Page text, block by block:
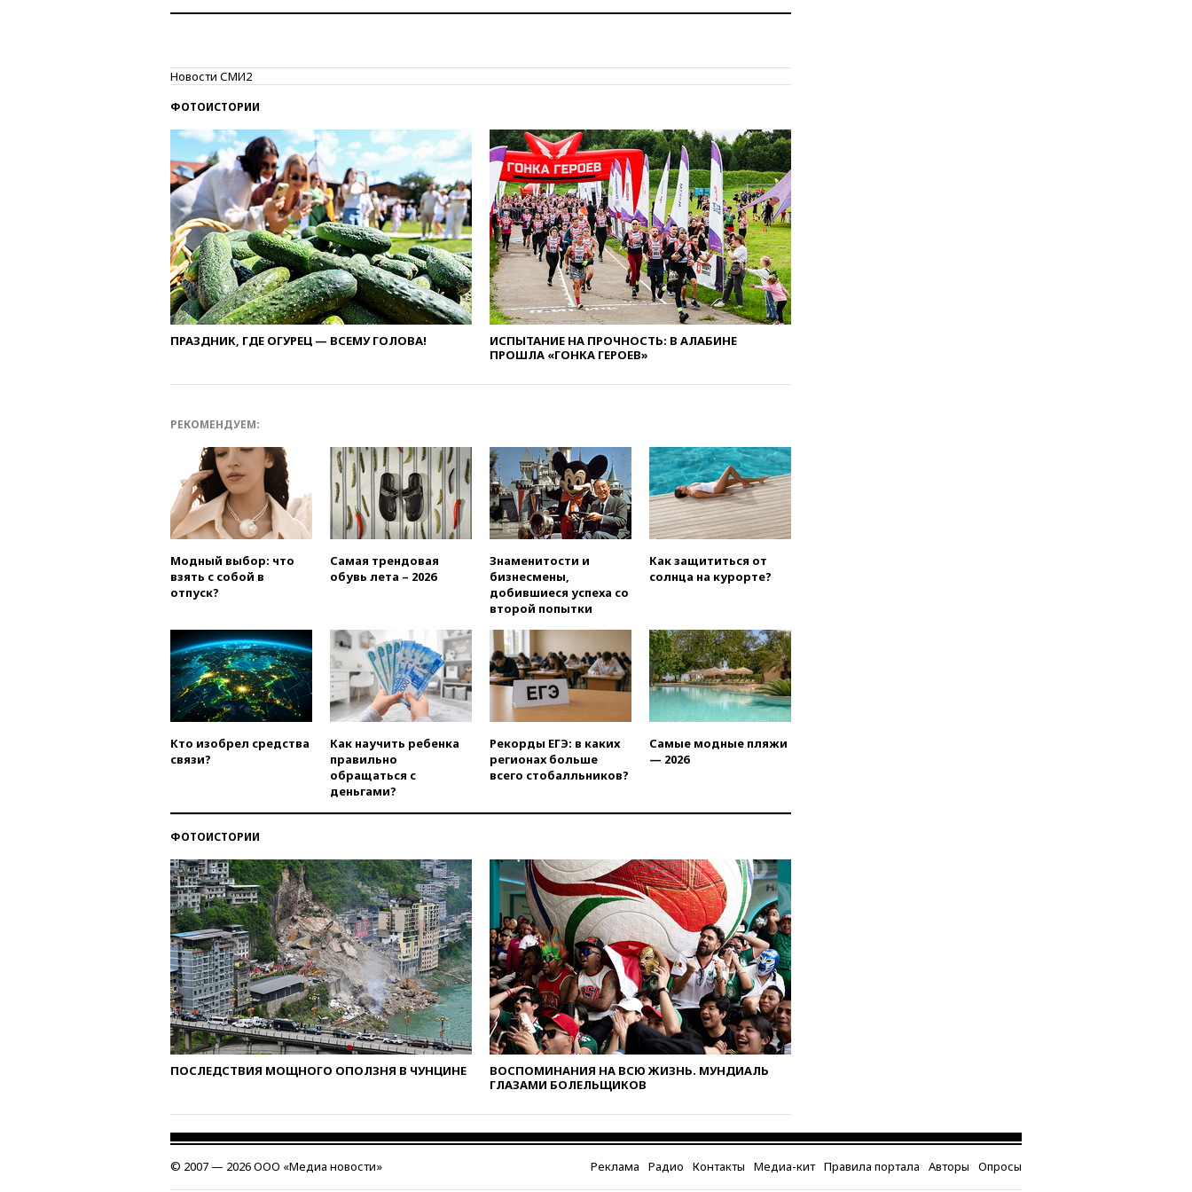
Ормузском проливе
банкротства для
пострадавших от атак БПЛА
продавцов
11:38 Шадаев исключил
запуск мессенджера на
«Госуслугах»
11:22При стрельбе в школе в
Таиланде погибли пять
человек
11:19Россия рассчитывает
заключить безвизовые
соглашения с Индонезией и
Малайзией
11:04«Ведомости»: на партию
10:59
Торговые центры и кафе
в России могут обязать
раздавать питьевую воду
бесплатно
10:41
Бывшая глава брокера
Mind Money Юлия Хандошко
признала свою вину
Пашинян: Армения
понимает невозможность
ЕС и ЕАЭС
10:21
ФСБ задержала более
20 сотрудников пунктов
обмена криптовалюты в
«Москве-Сити»
тратить средства дорожных
фондов на защиту трасс от
БПЛА
09:56Хакеры нашли
России
09:49WSJ: Трамп «сходит с
ума» из-за сообщений в СМИ
об истощении боеприпасов у
США
09:36Исландия и Черногория
в 2028 году могут войти в
состав Евросоюза
09:18Пашинян сообщил о
приверженности Армении
основополагающим
принципам ЕАЭС
09:06
удмуртской «Ижавиа»
американец Гилман
находится при смерти
Новости СМИ2
ФОТОИСТОРИИ
ПРАЗДНИК, ГДЕ ОГУРЕЦ — ВСЕМУ ГОЛОВА!
ИСПЫТАНИЕ НА ПРОЧНОСТЬ: В АЛАБИНЕ
ПРОШЛА «ГОНКА ГЕРОЕВ»
РЕКОМЕНДУЕМ:
Модный выбор: что
взять с собой в
отпуск?
Самая трендовая
обувь лета – 2026
Знаменитости и
бизнесмены,
добившиеся успеха со
второй попытки
Как защититься от
солнца на курорте?
Кто изобрел средства
связи?
Как научить ребенка
правильно
обращаться с
деньгами?
Рекорды ЕГЭ: в каких
регионах больше
всего стобалльников?
Самые модные пляжи
— 2026
ФОТОИСТОРИИ
ПОСЛЕДСТВИЯ МОЩНОГО ОПОЛЗНЯ В ЧУНЦИНЕ
ВОСПОМИНАНИЯ НА ВСЮ ЖИЗНЬ. МУНДИАЛЬ
ГЛАЗАМИ БОЛЕЛЬЩИКОВ
© 2007 — 2026 ООО «Медиа новости» Реклама Радио Контакты Медиа-кит Правила портала Авторы Опросы